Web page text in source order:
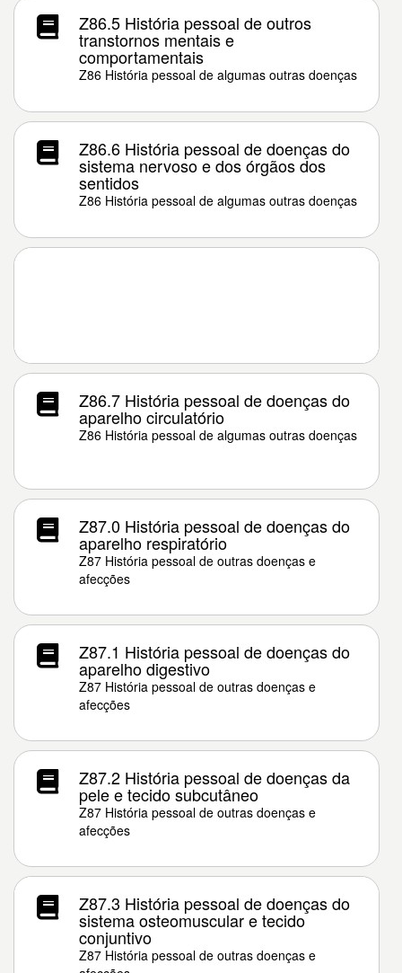
Z86.5 História pessoal de outros
transtornos mentais e
comportamentais
Z86 História pessoal de algumas outras doenças
Z86.6 História pessoal de doenças do
sistema nervoso e dos órgãos dos
sentidos
Z86 História pessoal de algumas outras doenças
Z86.7 História pessoal de doenças do
aparelho circulatório
Z86 História pessoal de algumas outras doenças
Z87.0 História pessoal de doenças do
aparelho respiratório
Z87 História pessoal de outras doenças e
afecções
Z87.1 História pessoal de doenças do
aparelho digestivo
Z87 História pessoal de outras doenças e
afecções
Z87.2 História pessoal de doenças da
pele e tecido subcutâneo
Z87 História pessoal de outras doenças e
afecções
Z87.3 História pessoal de doenças do
sistema osteomuscular e tecido
conjuntivo
Z87 História pessoal de outras doenças e